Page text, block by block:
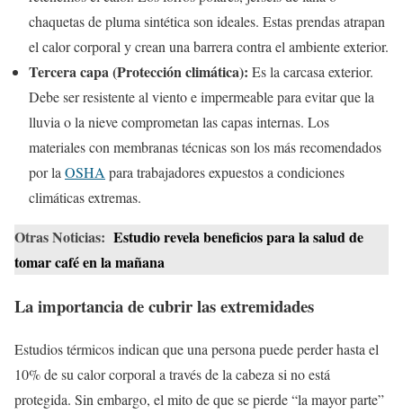
chaquetas de pluma sintética son ideales. Estas prendas atrapan
el calor corporal y crean una barrera contra el ambiente exterior.
Tercera capa (Protección climática): Es la carcasa exterior.
Debe ser resistente al viento e impermeable para evitar que la
lluvia o la nieve comprometan las capas internas. Los
materiales con membranas técnicas son los más recomendados
por la OSHA para trabajadores expuestos a condiciones
climáticas extremas.
Otras Noticias: Estudio revela beneficios para la salud de
tomar café en la mañana
La importancia de cubrir las extremidades
Estudios térmicos indican que una persona puede perder hasta el
10% de su calor corporal a través de la cabeza si no está
protegida. Sin embargo, el mito de que se pierde “la mayor parte”